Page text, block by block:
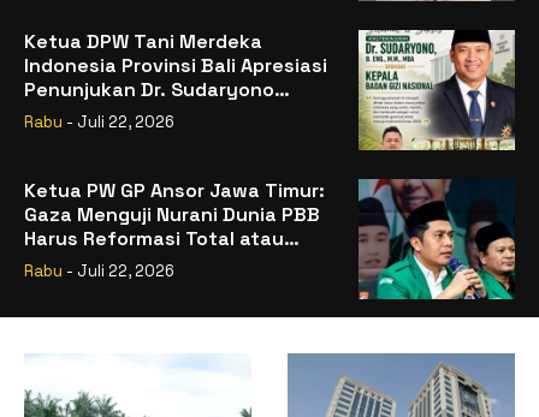
Ketua DPW Tani Merdeka
Indonesia Provinsi Bali Apresiasi
Penunjukan Dr. Sudaryono
sebagai Kepala Badan Gizi
Rabu - Juli 22, 2026
Ketua PW GP Ansor Jawa Timur:
Gaza Menguji Nurani Dunia PBB
Harus Reformasi Total atau
Kehilangan Legitimasi
Rabu - Juli 22, 2026